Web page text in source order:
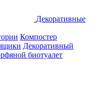
Декоративные
Компостер
Декоративный
биотуалет